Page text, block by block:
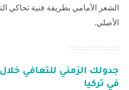
الشعر الأمامي بطريقة فنية تحاكي
الأصلي.
جدولك الزمني للتعافي خلال
في تركيا